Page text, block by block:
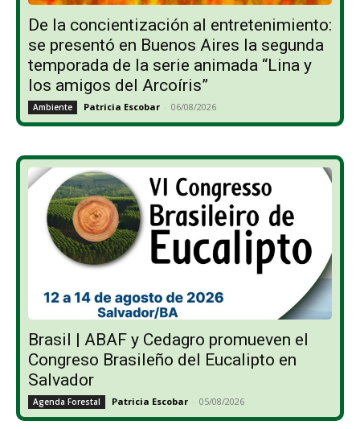
De la concientización al entretenimiento:
se presentó en Buenos Aires la segunda
temporada de la serie animada “Lina y
los amigos del Arcoíris”
Ambiente Patricia Escobar - 06/08/2026
Brasil | ABAF y Cedagro promueven el
Congreso Brasileño del Eucalipto en
Salvador
Agenda Forestal Patricia Escobar - 05/08/2026